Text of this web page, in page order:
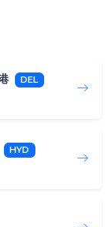
DEL
HYD